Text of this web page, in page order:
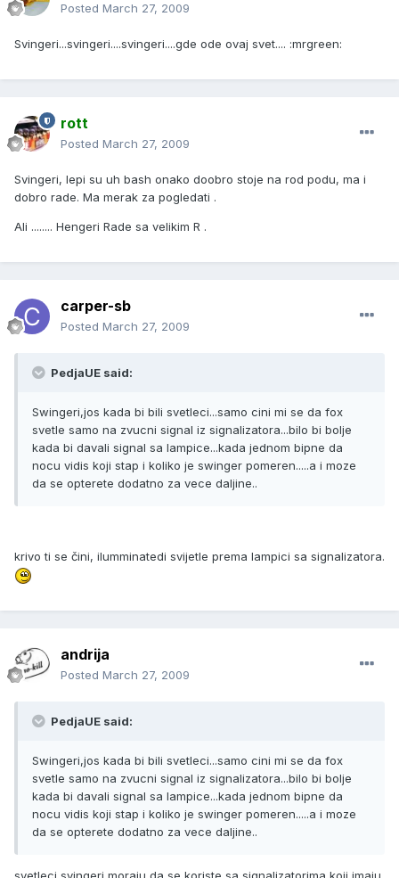
Posted March 27, 2009
Svingeri...svingeri....svingeri....gde ode ovaj svet.... :mrgreen:
rott
Posted March 27, 2009
Svingeri, lepi su uh bash onako doobro stoje na rod podu, ma i
dobro rade. Ma merak za pogledati .
Ali ........ Hengeri Rade sa velikim R .
carper-sb
Posted March 27, 2009
PedjaUE said:
Swingeri,jos kada bi bili svetleci...samo cini mi se da fox
svetle samo na zvucni signal iz signalizatora...bilo bi bolje
kada bi davali signal sa lampice...kada jednom bipne da
nocu vidis koji stap i koliko je swinger pomeren.....a i moze
da se opterete dodatno za vece daljine..
krivo ti se čini, ilumminatedi svijetle prema lampici sa signalizatora.
andrija
Posted March 27, 2009
PedjaUE said:
Swingeri,jos kada bi bili svetleci...samo cini mi se da fox
svetle samo na zvucni signal iz signalizatora...bilo bi bolje
kada bi davali signal sa lampice...kada jednom bipne da
nocu vidis koji stap i koliko je swinger pomeren.....a i moze
da se opterete dodatno za vece daljine..